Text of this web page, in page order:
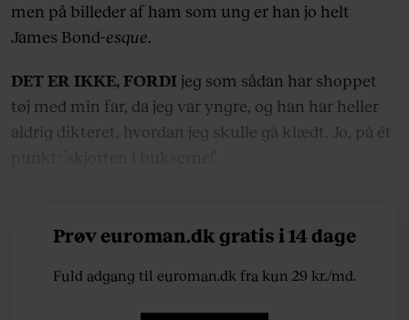
men på billeder af ham som ung er han jo helt
James Bond-esque.
DET ER IKKE, FORDI jeg som sådan har shoppet
tøj med min far, da jeg var yngre, og han har heller
aldrig dikteret, hvordan jeg skulle gå klædt. Jo, på ét
Prøv euroman.dk gratis i 14 dage
Fuld adgang til euroman.dk fra kun 29 kr./md.